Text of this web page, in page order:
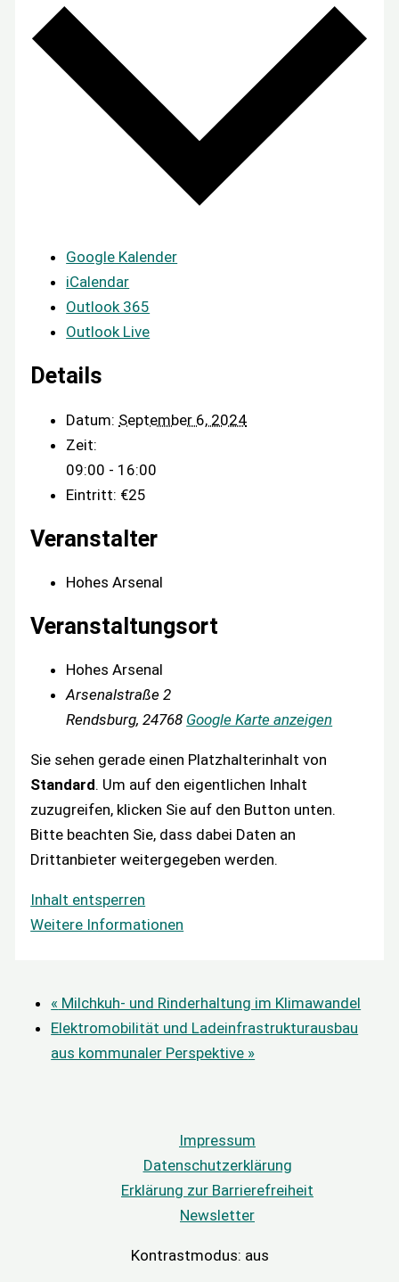
Google Kalender
iCalendar
Outlook 365
Outlook Live
Details
Datum: September 6, 2024
Zeit:
09:00 - 16:00
Eintritt: €25
Veranstalter
Hohes Arsenal
Veranstaltungsort
Hohes Arsenal
Arsenalstraße 2
Rendsburg, 24768 Google Karte anzeigen
Sie sehen gerade einen Platzhalterinhalt von
Standard. Um auf den eigentlichen Inhalt
zuzugreifen, klicken Sie auf den Button unten.
Bitte beachten Sie, dass dabei Daten an
Drittanbieter weitergegeben werden.
Inhalt entsperren
Weitere Informationen
« Milchkuh- und Rinderhaltung im Klimawandel
Elektromobilität und Ladeinfrastrukturausbau
aus kommunaler Perspektive »
Impressum
Datenschutzerklärung
Erklärung zur Barrierefreiheit
Newsletter
Kontrastmodus: aus